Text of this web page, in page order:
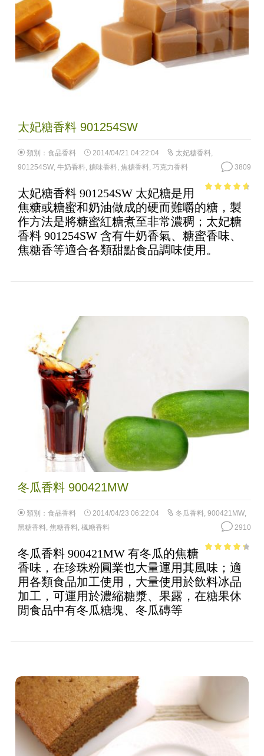
太妃糖香料 901254SW
類別： 食品香料 2014/04/21 04:22:04 太妃糖香料,
901254SW, 牛奶香料, 糖味香料, 焦糖香料, 巧克力香料 3809
5
太妃糖香料 901254SW 太妃糖是用
焦糖或糖蜜和奶油做成的硬而難嚼的糖，製
作方法是將糖蜜紅糖煮至非常濃稠；太妃糖
香料 901254SW 含有牛奶香氣、糖蜜香味、
焦糖香等適合各類甜點食品調味使用。
冬瓜香料 900421MW
類別： 食品香料 2014/04/23 06:22:04 冬瓜香料, 900421MW,
黑糖香料, 焦糖香料, 楓糖香料 2910
of 5
冬瓜香料 900421MW 有冬瓜的焦糖
香味，在珍珠粉圓業也大量運用其風味；適
用各類食品加工使用，大量使用於飲料冰品
加工，可運用於濃縮糖漿、果露，在糖果休
閒食品中有冬瓜糖塊、冬瓜磚等